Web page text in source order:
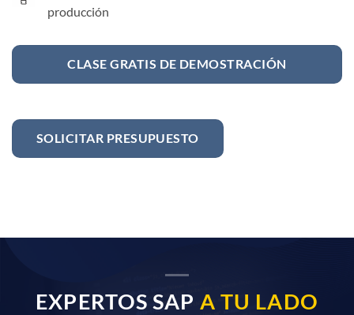
producción
CLASE GRATIS DE DEMOSTRACIÓN
SOLICITAR PRESUPUESTO
EXPERTOS SAP A TU LADO